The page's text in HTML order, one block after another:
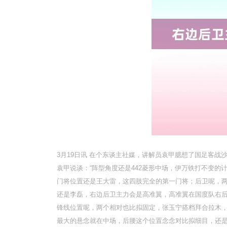
3月19日讯 在个东谈主社媒，讲解员袁甲臆想了国足客战
袁甲说谈：“阵型角度还是442菱形中场，伊万铁打不变
门将位置还是王大雷，这四肢完全的第一门将；后卫呢，
还是李磊，右边后卫主力会是高准翼，高准翼在国度队右
锋线位置呢，两个相对也比拟固定，张玉宁搭档拜合拉木
最大的悬念就在中场，后腰这个位置念念对比拟细目，还